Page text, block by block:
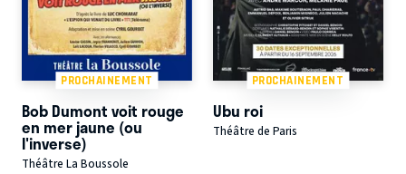
PROCHAINEMENT
Bob Dumont voit rouge
en mer jaune (ou
l'inverse)
Théâtre La Boussole
PROCHAINEMENT
Ubu roi
Théâtre de Paris